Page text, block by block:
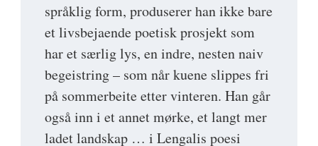
språklig form, produserer han ikke bare
et livsbejaende poetisk prosjekt som
har et særlig lys, en indre, nesten naiv
begeistring – som når kuene slippes fri
på sommerbeite etter vinteren. Han går
også inn i et annet mørke, et langt mer
ladet landskap … i Lengalis poesi